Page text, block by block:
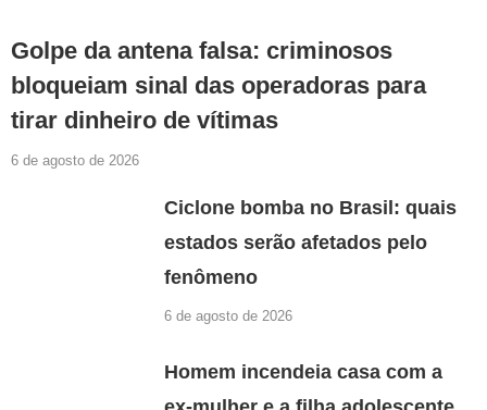
Golpe da antena falsa: criminosos
bloqueiam sinal das operadoras para
tirar dinheiro de vítimas
6 de agosto de 2026
Ciclone bomba no Brasil: quais
estados serão afetados pelo
fenômeno
6 de agosto de 2026
Homem incendeia casa com a